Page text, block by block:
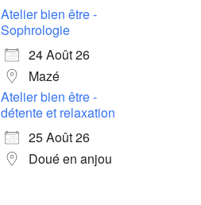
Atelier bien être -
Sophrologie
24 Août 26
Mazé
Atelier bien être -
détente et relaxation
25 Août 26
Doué en anjou